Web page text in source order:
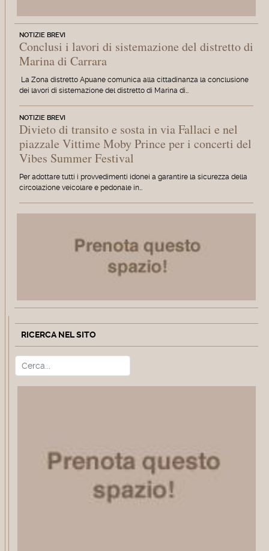
NOTIZIE BREVI
Conclusi i lavori di sistemazione del distretto di
Marina di Carrara
La Zona distretto Apuane comunica alla cittadinanza la conclusione
dei lavori di sistemazione del distretto di Marina di…
NOTIZIE BREVI
Divieto di transito e sosta in via Fallaci e nel
piazzale Vittime Moby Prince per i concerti del
Vibes Summer Festival
Per adottare tutti i provvedimenti idonei a garantire la sicurezza della
circolazione veicolare e pedonale in…
RICERCA NEL SITO
Cerca Type 2 or more characters for